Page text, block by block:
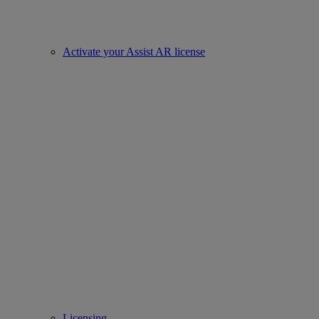
Activate your Assist AR license